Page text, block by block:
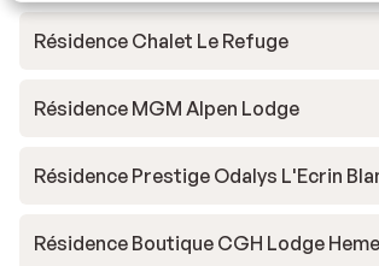
Résidence Chalet Le Refuge
Résidence MGM Alpen Lodge
Résidence Prestige Odalys L'Ecrin
Résidence Boutique CGH Lodge